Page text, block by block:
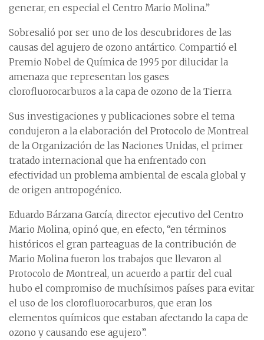
generar, en especial el Centro Mario Molina.”
Sobresalió por ser uno de los descubridores de las
causas del agujero de ozono antártico. Compartió el
Premio Nobel de Química de 1995 por dilucidar la
amenaza que representan los gases
clorofluorocarburos a la capa de ozono de la Tierra.
Sus investigaciones y publicaciones sobre el tema
condujeron a la elaboración del Protocolo de Montreal
de la Organización de las Naciones Unidas, el primer
tratado internacional que ha enfrentado con
efectividad un problema ambiental de escala global y
de origen antropogénico.
Eduardo Bárzana García, director ejecutivo del Centro
Mario Molina, opinó que, en efecto, “en términos
históricos el gran parteaguas de la contribución de
Mario Molina fueron los trabajos que llevaron al
Protocolo de Montreal, un acuerdo a partir del cual
hubo el compromiso de muchísimos países para evitar
el uso de los clorofluorocarburos, que eran los
elementos químicos que estaban afectando la capa de
ozono y causando ese agujero”.